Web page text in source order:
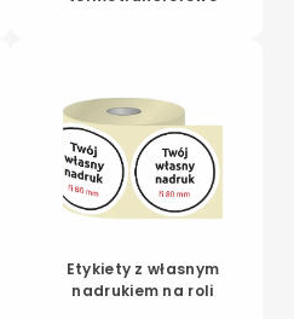
Etykiety z własnym
nadrukiem na roli